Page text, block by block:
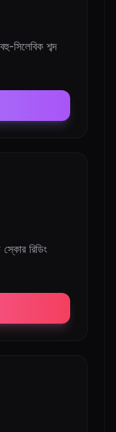
সিলেবিক শব্দ
স্কোর রিডিং